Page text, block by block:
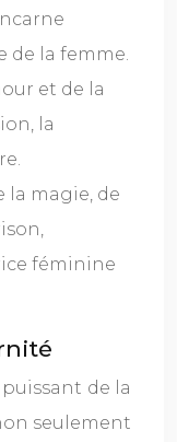
de la femme.
et de la
la
la magie, de
féminine
de la
seulement